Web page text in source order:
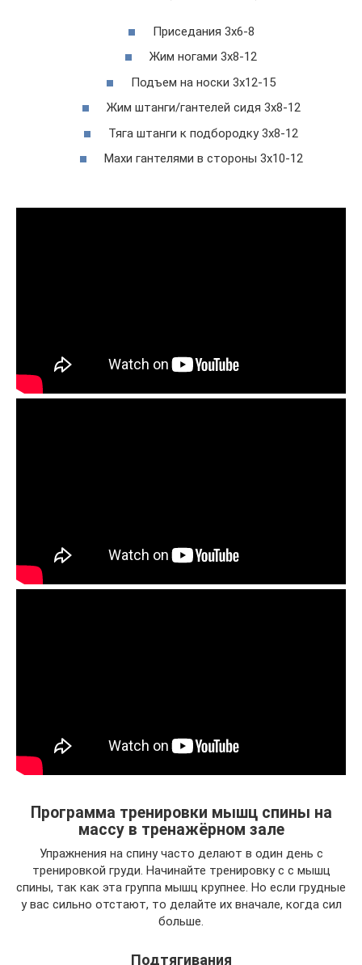
Приседания 3х6-8
Жим ногами 3х8-12
Подъем на носки 3х12-15
Жим штанги/гантелей сидя 3х8-12
Тяга штанги к подбородку 3х8-12
Махи гантелями в стороны 3х10-12
Программа тренировки мышц спины на
массу в тренажёрном зале
Упражнения на спину часто делают в один день с
тренировкой груди. Начинайте тренировку с с мышц
спины, так как эта группа мышц крупнее. Но если грудные
у вас сильно отстают, то делайте их вначале, когда сил
больше.
Подтягивания